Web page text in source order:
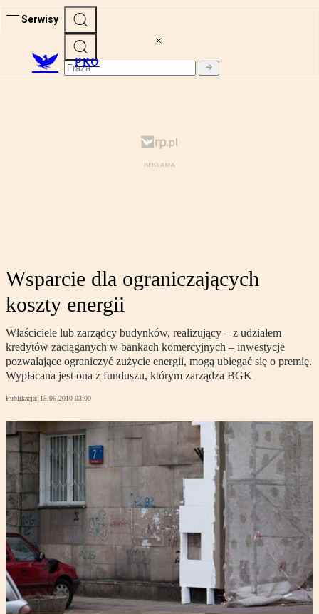
Serwisy
PRO
Wsparcie dla ograniczających
koszty energii
Właściciele lub zarządcy budynków, realizujący – z udziałem
kredytów zaciąganych w bankach komercyjnych – inwestycje
pozwalające ograniczyć zużycie energii, mogą ubiegać się o premię.
Wypłacana jest ona z funduszu, którym zarządza BGK
Publikacja: 15.06.2010 03:00